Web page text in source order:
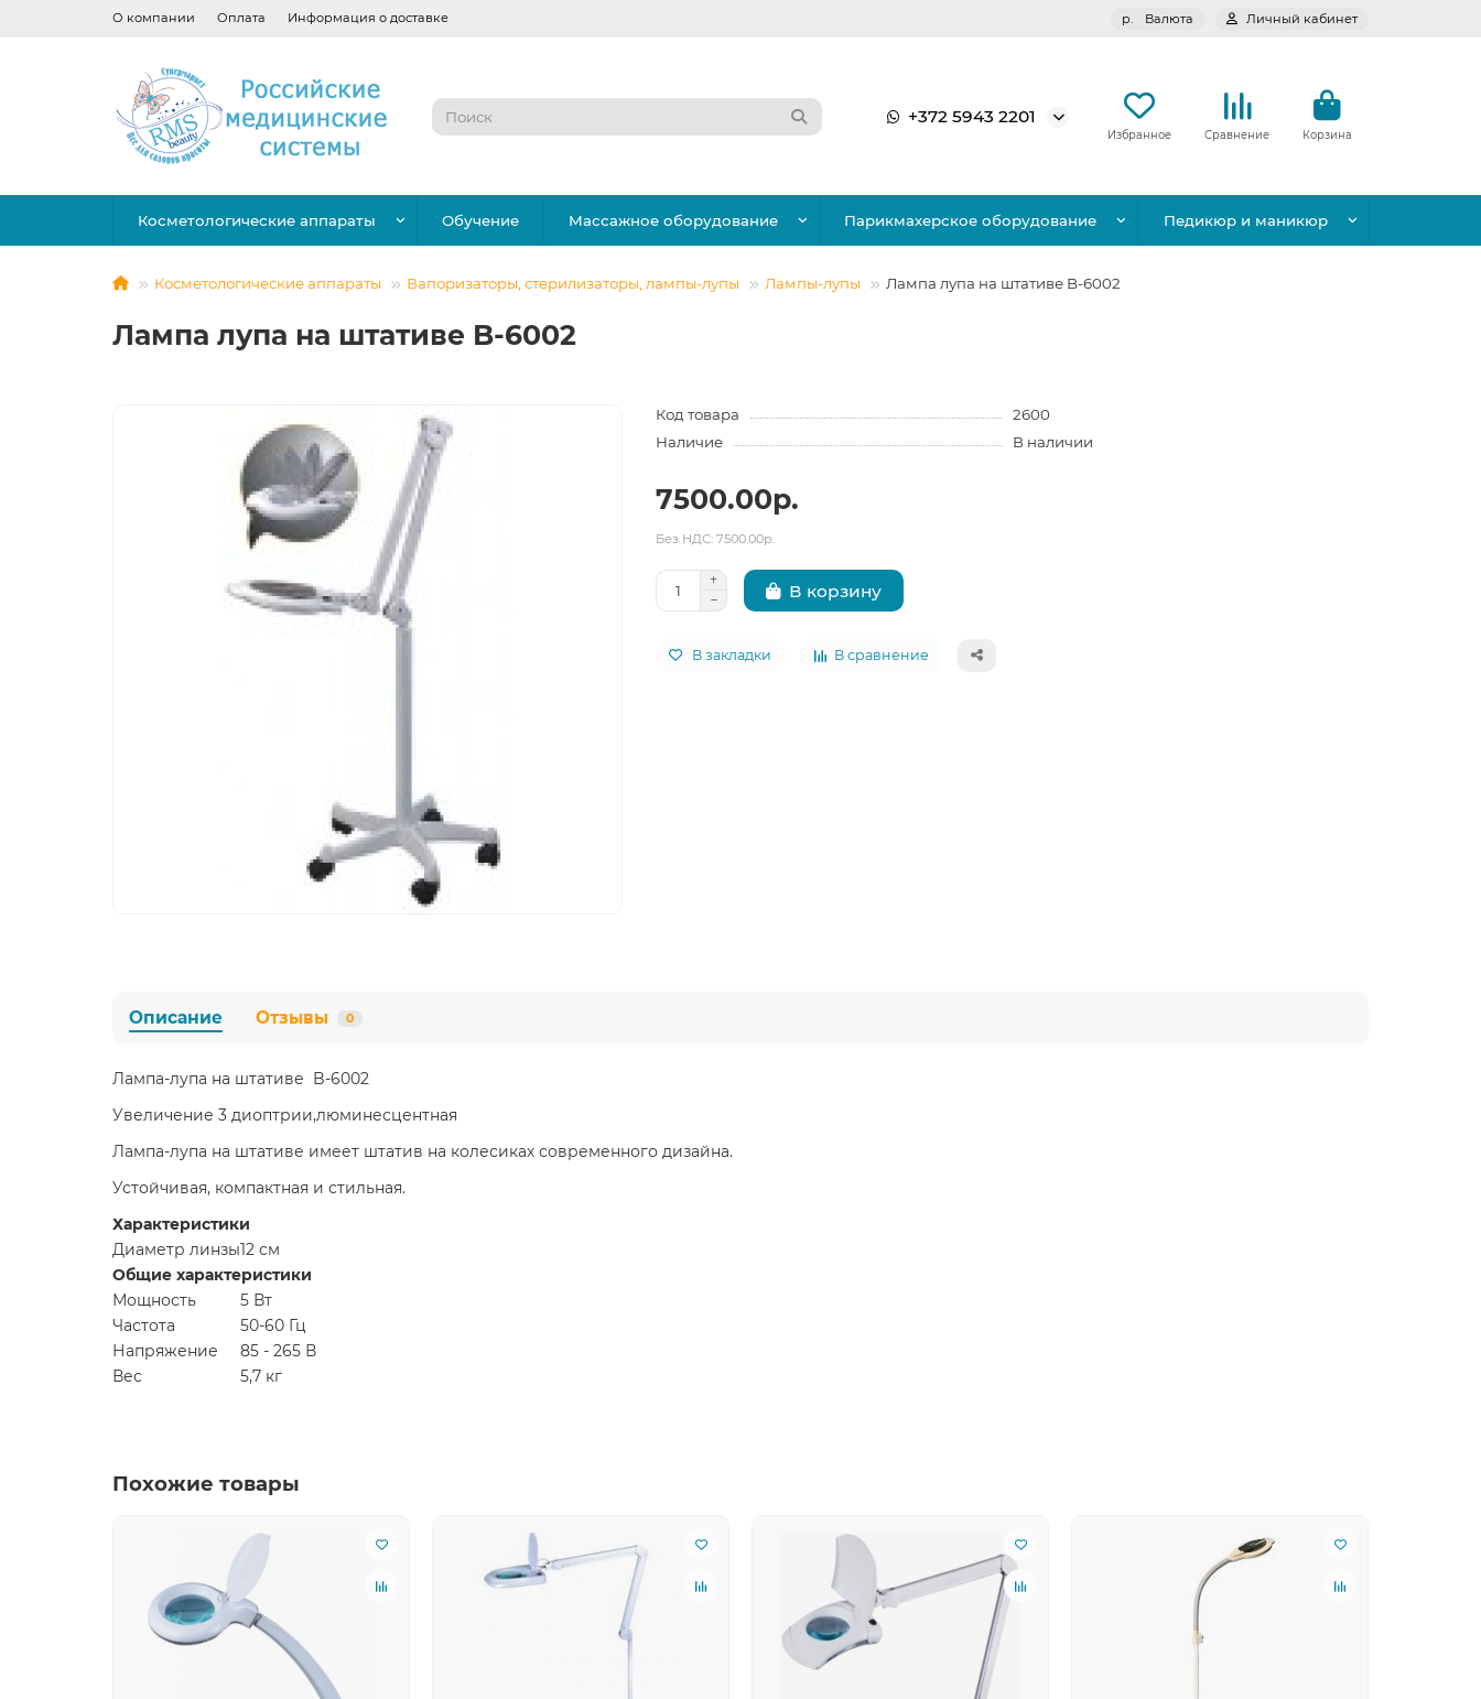
О компании Оплата Информация о доставке р. Валюта Личный кабинет
+372 5943 2201
Избранное Сравнение Корзина
Косметологические аппараты Обучение Массажное оборудование Парикмахерское оборудование Педикюр и маникюр
Косметологические аппараты Вапоризаторы, стерилизаторы, лампы-лупы Лампы-лупы Лампа лупа на штативе B-6002
Лампа лупа на штативе B-6002
Код товара
2600
Наличие
В наличии
7500.00р.
Без НДС: 7500.00р.
В корзину
В закладки В сравнение
Описание Отзывы 0
Лампа-лупа на штативе B-6002
Увеличение 3 диоптрии,люминесцентная
Лампа-лупа на штативе имеет штатив на колесиках современного дизайна.
Устойчивая, компактная и стильная.
Характеристики
Диаметр линзы12 см
Общие характеристики
Мощность
5 Вт
Частота
50-60 Гц
Напряжение
85 - 265 В
Вес
5,7 кг
Похожие товары